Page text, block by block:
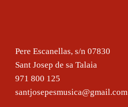
Pere Escanellas, s/n 07830
Sant Josep de sa Talaia
971 800 125
santjosepesmusica@gmail.com